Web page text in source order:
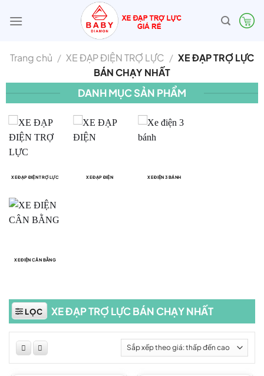
qua
Trang chủ / XE ĐẠP ĐIỆN TRỢ LỰC / XE ĐẠP TRỢ LỰC
BÁN CHẠY NHẤT
DANH MỤC SẢN PHẨM
XE ĐẠP ĐIỆN TRỢ LỰC XE ĐẠP ĐIỆN XE ĐIỆN 3 BÁNH
XE ĐIỆN CÂN BẰNG
XE ĐẠP TRỢ LỰC BÁN CHẠY NHẤT
LỌC